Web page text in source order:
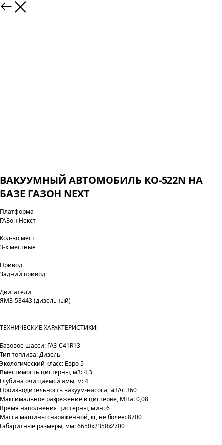
ВАКУУМНЫЙ АВТОМОБИЛЬ КО-522N НА
БАЗЕ ГАЗОН NEXT
Платформа
ГАЗон Некст
Кол-во мест
3-х местные
Привод
Задний привод
Двигатели
ЯМЗ-53443 (дизельный)
ТЕХНИЧЕСКИЕ ХАРАКТЕРИСТИКИ:
Базовое шасси: ГАЗ-С41R13
Тип топлива: Дизель
Экологический класс: Евро 5
Вместимость цистерны, м3: 4,3
Глубина очищаемой ямы, м: 4
Производительность вакуум-насоса, м3/ч: 360
Максимальное разрежение в цистерне, МПа: 0,08
Время наполнения цистерны, мин: 6
Масса машины снаряженной, кг, не более: 8700
Габаритные размеры, мм: 6650х2350х2700